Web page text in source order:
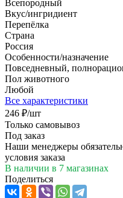
Всепородный
Вкус/ингридиент
Перепёлка
Страна
Россия
Особенности/назначение
Повседневный,
Пол животного
Любой
Все характеристики
246 ₽/шт
Только самовывоз
Под заказ
Наши менеджеры
условия заказа
В наличии в 7 магазинах
Поделиться